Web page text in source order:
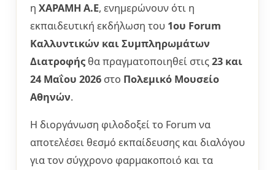
η ΧΑΡΑΜΗ Α.Ε, ενημερώνουν ότι η
εκπαιδευτική εκδήλωση του 1ου Forum
Καλλυντικών και Συμπληρωμάτων
Διατροφής θα πραγματοποιηθεί στις23 και
24 Μαΐου 2026 στο Πολεμικό Μουσείο
Αθηνών.
Η διοργάνωση φιλοδοξεί το Forum να
αποτελέσει θεσμό εκπαίδευσης και διαλόγου
για τον σύγχρονο φαρμακοποιό και τα